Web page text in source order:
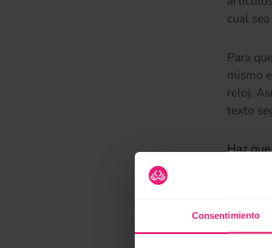
Consentimiento
cual
Para
mismo
reloj.
texto
Haz